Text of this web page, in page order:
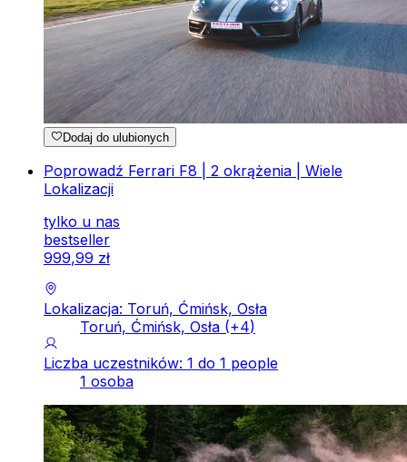
Dodaj do ulubionych
Poprowadź Ferrari F8 | 2 okrążenia | Wiele
Lokalizacji
tylko u nas
bestseller
999,99 zł
Lokalizacja: Toruń, Ćmińsk, Osła
Toruń, Ćmińsk, Osła (+4)
Liczba uczestników: 1 do 1 people
1 osoba